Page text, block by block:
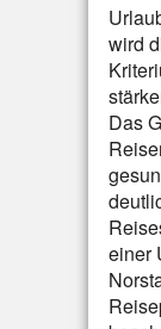
wird
Das
einer